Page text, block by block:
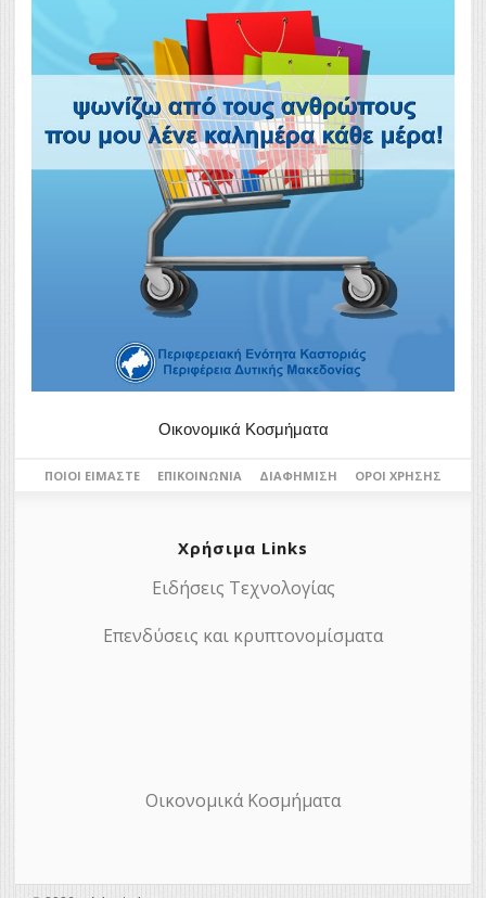
Οικονομικά Κοσμήματα
ΠΟΙΟΙ ΕΊΜΑΣΤΕ ΕΠΙΚΟΙΝΩΝΊΑ ΔΙΑΦΉΜΙΣΗ ΌΡΟΙ ΧΡΉΣΗΣ
Χρήσιμα Links
Ειδήσεις Τεχνολογίας
Επενδύσεις και κρυπτονομίσματα
Οικονομικά Κοσμήματα